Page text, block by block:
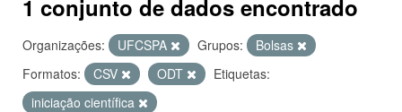
1 conjunto de dados encontrado
Organizações: UFCSPA Grupos:
Bolsas
Formatos:
CSV ODT
Etiquetas:
iniciação científica